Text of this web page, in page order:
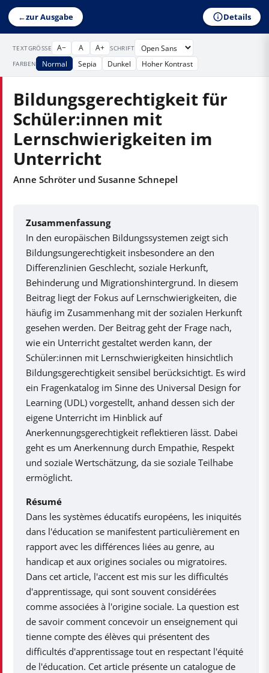
←zur Ausgabe Details
TEXTGRÖSSE A− A A+
SCHRIFT
FARBEN
Normal Sepia Dunkel Hoher Kontrast
Bildungsgerechtigkeit für
Schüler:innen mit
Lernschwierigkeiten im
Unterricht
Anne Schröter und Susanne Schnepel
Zusammenfassung
In den europäischen Bildungssystemen zeigt sich
Bildungsungerechtigkeit insbesondere an den
Differenzlinien Geschlecht, soziale Herkunft,
Behinderung und Migrationshintergrund. In diesem
Beitrag liegt der Fokus auf Lernschwierigkeiten, die
häufig im Zusammenhang mit der sozialen Herkunft
gesehen werden. Der Beitrag geht der Frage nach,
wie ein Unterricht gestaltet werden kann, der
Schüler:innen mit Lernschwierigkeiten hinsichtlich
Bildungsgerechtigkeit sensibel berücksichtigt. Es wird
ein Fragenkatalog im Sinne des Universal Design for
Learning (UDL) vorgestellt, anhand dessen sich der
eigene Unterricht im Hinblick auf
Anerkennungsgerechtigkeit reflektieren lässt. Dabei
geht es um Anerkennung durch Empathie, Respekt
und soziale Wertschätzung, da sie soziale Teilhabe
ermöglicht.
Résumé
Dans les systèmes éducatifs européens, les iniquités
dans l'éducation se manifestent particulièrement en
rapport avec les différences liées au genre, au
handicap et aux origines sociales ou migratoires.
Dans cet article, l'accent est mis sur les difficultés
d'apprentissage, qui sont souvent considérées
comme associées à l'origine sociale. La question est
de savoir comment concevoir un enseignement qui
tienne compte des élèves qui présentent des
difficultés d'apprentissage tout en respectant l'équité
de l'éducation. Cet article présente un catalogue de